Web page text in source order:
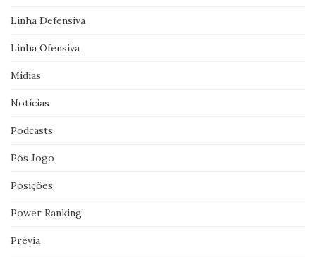
Linha Defensiva
Linha Ofensiva
Mídias
Noticias
Podcasts
Pós Jogo
Posições
Power Ranking
Prévia